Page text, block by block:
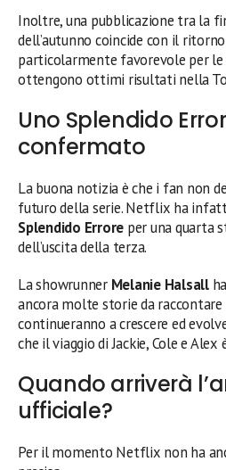
Inoltre, una pubblicazione tra la
dell’autunno coincide con il
particolarmente favorevole per le
ottengono ottimi risultati nella
Uno Splendido
confermato
La buona notizia è che i fan non
futuro della serie. Netflix ha
Splendido Errore per una quarta
dell’uscita della terza.
La showrunner Melanie Halsall
ancora molte storie da raccontare
continueranno a crescere ed
che il viaggio di Jackie, Cole e
Quando arriverà
ufficiale?
Per il momento Netflix non ha